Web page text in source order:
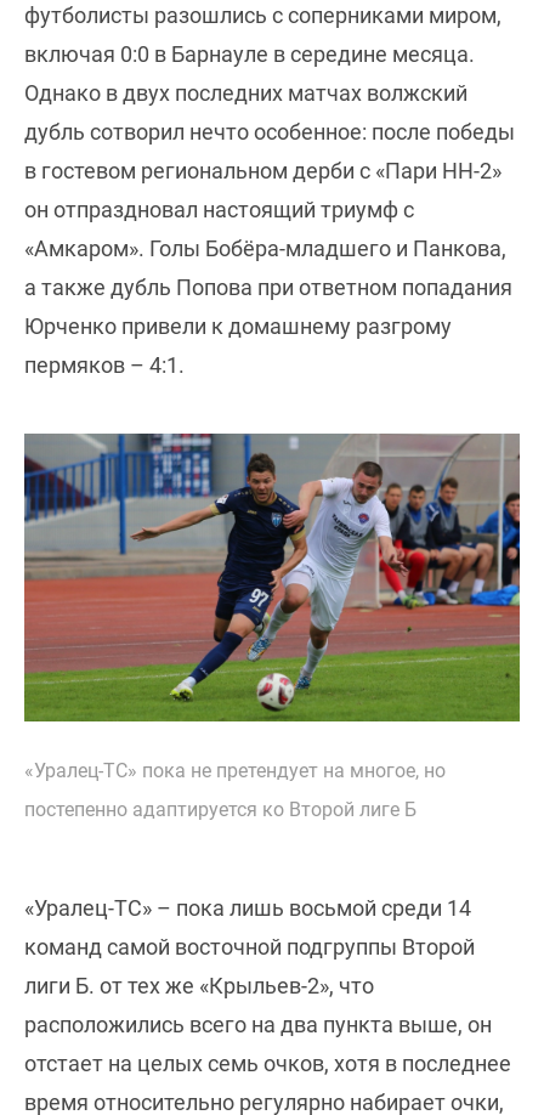
футболисты разошлись с соперниками миром,
включая 0:0 в Барнауле в середине месяца.
Однако в двух последних матчах волжский
дубль сотворил нечто особенное: после победы
в гостевом региональном дерби с «Пари НН-2»
он отпраздновал настоящий триумф с
«Амкаром». Голы Бобёра-младшего и Панкова,
а также дубль Попова при ответном попадания
Юрченко привели к домашнему разгрому
пермяков – 4:1.
«Уралец-ТС» пока не претендует на многое, но
постепенно адаптируется ко Второй лиге Б
«Уралец-ТС» – пока лишь восьмой среди 14
команд самой восточной подгруппы Второй
лиги Б. от тех же «Крыльев-2», что
расположились всего на два пункта выше, он
отстает на целых семь очков, хотя в последнее
время относительно регулярно набирает очки,